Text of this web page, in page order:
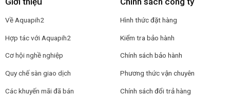
Về Aquapih2
Hợp tác với Aquapih2
Cơ hội nghề nghiệp
Quy chế sàn giao dịch
Các khuyến mãi đã bán
Hình thức đặt hàng
Kiểm tra bảo hành
Chính sách bảo hành
Phương thức vận chuyên
Chính sách đổi trả hàng